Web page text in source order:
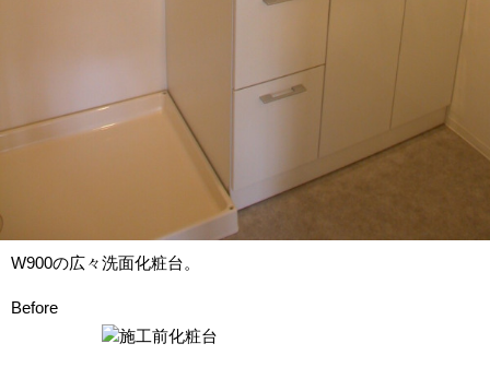
W900の広々洗面化粧台。
Before